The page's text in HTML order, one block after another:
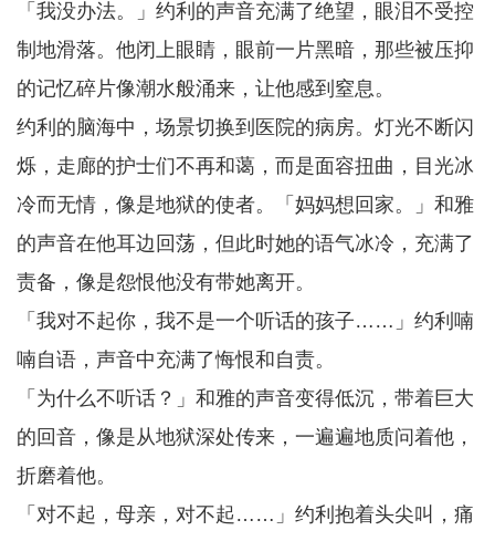
「我没办法。」约利的声音充满了绝望，眼泪不受控
制地滑落。他闭上眼睛，眼前一片黑暗，那些被压抑
的记忆碎片像潮水般涌来，让他感到窒息。
约利的脑海中，场景切换到医院的病房。灯光不断闪
烁，走廊的护士们不再和蔼，而是面容扭曲，目光冰
冷而无情，像是地狱的使者。「妈妈想回家。」和雅
的声音在他耳边回荡，但此时她的语气冰冷，充满了
责备，像是怨恨他没有带她离开。
「我对不起你，我不是一个听话的孩子……」约利喃
喃自语，声音中充满了悔恨和自责。
「为什么不听话？」和雅的声音变得低沉，带着巨大
的回音，像是从地狱深处传来，一遍遍地质问着他，
折磨着他。
「对不起，母亲，对不起……」约利抱着头尖叫，痛